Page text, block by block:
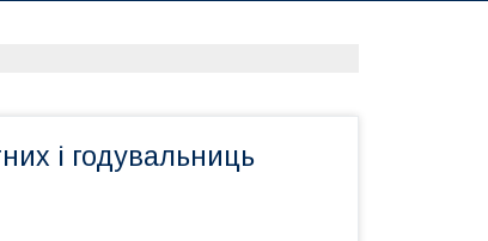
і годувальниць